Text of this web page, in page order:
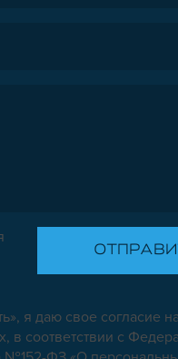
я даю свое согласие
в соответствии с